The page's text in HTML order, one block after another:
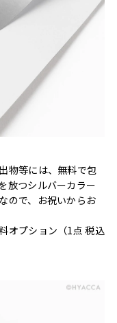
物等には、無料で包
放つシルバーカラー
ので、お祝いからお
オプション（1点 税込